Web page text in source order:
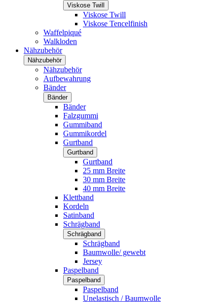
Viskose Twill
Viskose Twill
Viskose Tencelfinish
Waffelpiqué
Walkloden
Nähzubehör
Nähzubehör
Nähzubehör
Aufbewahrung
Bänder
Bänder
Bänder
Falzgummi
Gummiband
Gummikordel
Gurtband
Gurtband
Gurtband
25 mm Breite
30 mm Breite
40 mm Breite
Klettband
Kordeln
Satinband
Schrägband
Schrägband
Schrägband
Baumwolle/ gewebt
Jersey
Paspelband
Paspelband
Paspelband
Unelastisch / Baumwolle